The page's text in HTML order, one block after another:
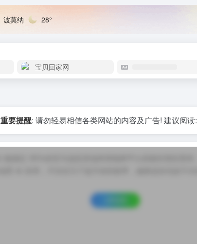
波莫纳 28°
宝贝回家网
重要提醒: 请勿轻易相信各类网站的内容及广告! 建议阅读: